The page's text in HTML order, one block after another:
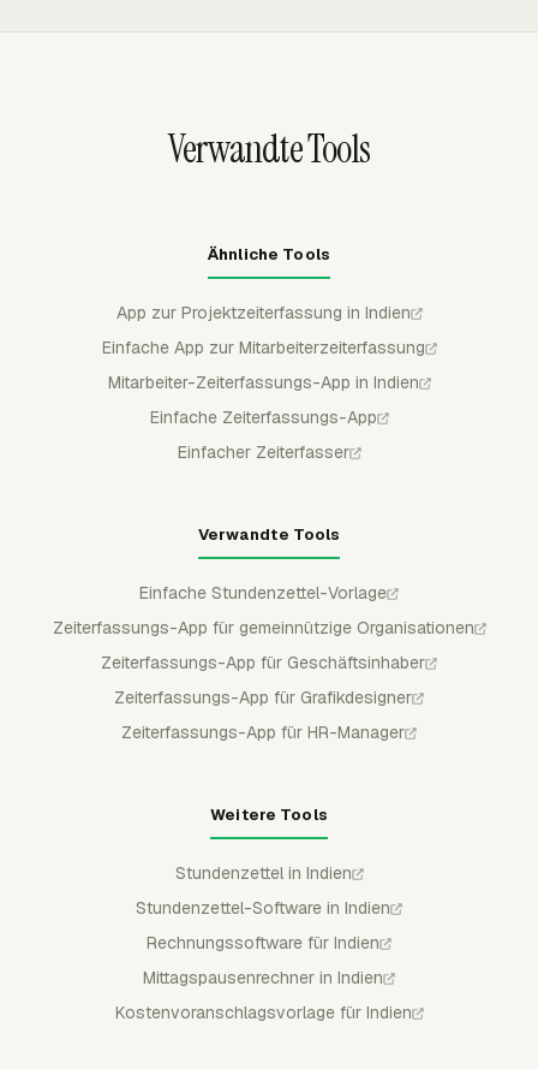
Verwandte Tools
Ähnliche Tools
App zur Projektzeiterfassung in Indien
Einfache App zur Mitarbeiterzeiterfassung
Mitarbeiter-Zeiterfassungs-App in Indien
Einfache Zeiterfassungs-App
Einfacher Zeiterfasser
Verwandte Tools
Einfache Stundenzettel-Vorlage
Zeiterfassungs-App für gemeinnützige Organisationen
Zeiterfassungs-App für Geschäftsinhaber
Zeiterfassungs-App für Grafikdesigner
Zeiterfassungs-App für HR-Manager
Weitere Tools
Stundenzettel in Indien
Stundenzettel-Software in Indien
Rechnungssoftware für Indien
Mittagspausenrechner in Indien
Kostenvoranschlagsvorlage für Indien